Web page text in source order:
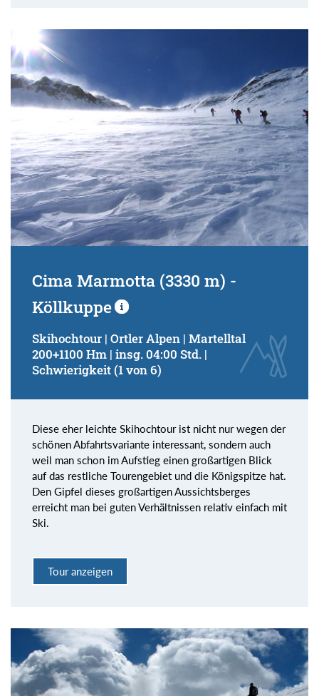
Cima Marmotta (3330 m) -
Köllkuppe
Skihochtour | Ortler Alpen | Martelltal
200+1100 Hm | insg. 04:00 Std. |
Schwierigkeit (1 von 6)
Diese eher leichte Skihochtour ist nicht nur wegen der
schönen Abfahrtsvariante interessant, sondern auch
weil man schon im Aufstieg einen großartigen Blick
auf das restliche Tourengebiet und die Königspitze hat.
Den Gipfel dieses großartigen Aussichtsberges
erreicht man bei guten Verhältnissen relativ einfach mit
Ski.
Tour anzeigen